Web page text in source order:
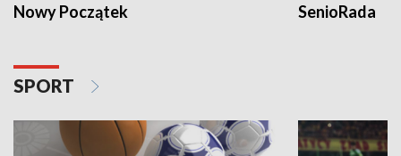
Nowy Początek SenioRada
SPORT